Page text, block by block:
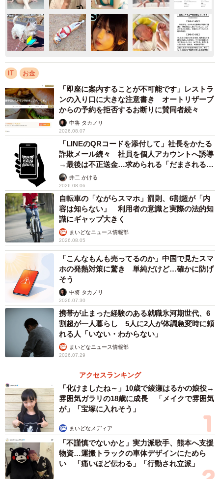
IT お金
「即座に案内することが不可能です」レストラ
ンの入り口に大きな注意書き オートリザーブ
からの予約を拒否するお断りに賛同者続々
中将 タカノリ
2026.08.07
「LINEのQRコードを添付して」社長をかたる
詐欺メール続々 社員を個人アカウントへ誘導
→最後は不正送金…求められる「だまされる前
提」の対策
井二 かける
2026.08.06
自転車の「ながらスマホ」罰則、6割超が「内
容は知らない」 利用者の意識と実際の法的知
識にギャップ大きく
まいどなニュース情報部
2026.08.05
「こんなもんも売ってるのか」中国で見たスマ
ホの発熱対策に驚き 単純だけど…確かに防げ
そう
中将 タカノリ
2026.07.30
携帯が止まった経験のある就職氷河期世代、6
割超が一人暮らし 5人に2人が体調急変時に頼
れる人「いない・わからない」
まいどなニュース情報部
2026.07.29
アクセスランキング
「化けましたね～」10歳で綾瀬はるかの娘役→
雰囲気ガラリの18歳に成長 「メイクで雰囲気
が」「宝塚に入れそう」
まいどなメディア
「不謹慎でないかと」実力派歌手、熊本へ支援
物資…運搬トラックの車体デザインにためら
い 「痛いほど伝わる」「行動され立派」